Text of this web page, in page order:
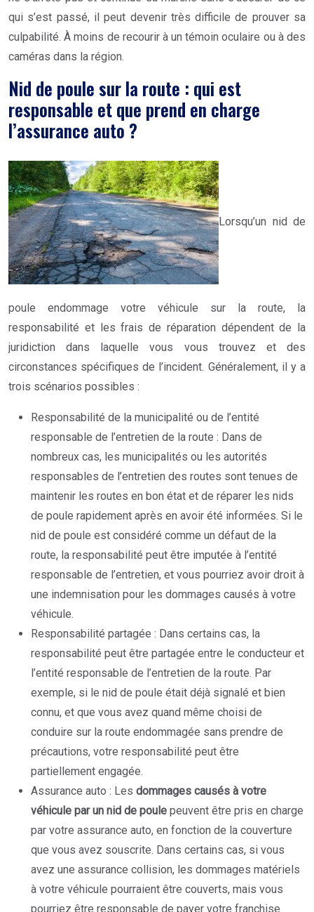
qui s’est passé, il peut devenir très difficile de prouver sa
culpabilité. À moins de recourir à un témoin oculaire ou à des
caméras dans la région.
Nid de poule sur la route : qui est
responsable et que prend en charge
l’assurance auto ?
Lorsqu’un nid de
poule endommage votre véhicule sur la route, la
responsabilité et les frais de réparation dépendent de la
juridiction dans laquelle vous vous trouvez et des
circonstances spécifiques de l’incident. Généralement, il y a
trois scénarios possibles :
Responsabilité de la municipalité ou de l’entité
responsable de l’entretien de la route : Dans de
nombreux cas, les municipalités ou les autorités
responsables de l’entretien des routes sont tenues de
maintenir les routes en bon état et de réparer les nids
de poule rapidement après en avoir été informées. Si le
nid de poule est considéré comme un défaut de la
route, la responsabilité peut être imputée à l’entité
responsable de l’entretien, et vous pourriez avoir droit à
une indemnisation pour les dommages causés à votre
véhicule.
Responsabilité partagée : Dans certains cas, la
responsabilité peut être partagée entre le conducteur et
l’entité responsable de l’entretien de la route. Par
exemple, si le nid de poule était déjà signalé et bien
connu, et que vous avez quand même choisi de
conduire sur la route endommagée sans prendre de
précautions, votre responsabilité peut être
partiellement engagée.
Assurance auto : Les dommages causés à votre
véhicule par un nid de poule peuvent être pris en charge
par votre assurance auto, en fonction de la couverture
que vous avez souscrite. Dans certains cas, si vous
avez une assurance collision, les dommages matériels
à votre véhicule pourraient être couverts, mais vous
pourriez être responsable de payer votre franchise.